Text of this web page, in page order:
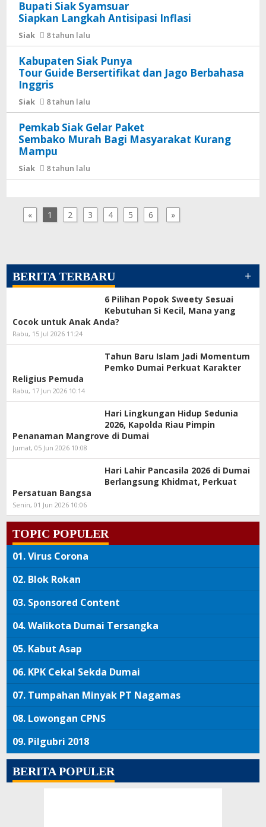
Bupati Siak Syamsuar
Siapkan Langkah Antisipasi Inflasi
Siak 8 tahun lalu
Kabupaten Siak Punya
Tour Guide Bersertifikat dan Jago Berbahasa
Inggris
Siak 8 tahun lalu
Pemkab Siak Gelar Paket
Sembako Murah Bagi Masyarakat Kurang
Mampu
Siak 8 tahun lalu
« 1 2 3 4 5 6 »
+
BERITA TERBARU
6 Pilihan Popok Sweety Sesuai
Kebutuhan Si Kecil, Mana yang
Cocok untuk Anak Anda?
Rabu, 15 Jul 2026 11:24
Tahun Baru Islam Jadi Momentum
Pemko Dumai Perkuat Karakter
Religius Pemuda
Rabu, 17 Jun 2026 10:14
Hari Lingkungan Hidup Sedunia
2026, Kapolda Riau Pimpin
Penanaman Mangrove di Dumai
Jumat, 05 Jun 2026 10:08
Hari Lahir Pancasila 2026 di Dumai
Berlangsung Khidmat, Perkuat
Persatuan Bangsa
Senin, 01 Jun 2026 10:06
TOPIC POPULER
01.Virus Corona
02. Blok Rokan
03. Sponsored Content
04.Walikota Dumai Tersangka
05. Kabut Asap
06. KPK Cekal Sekda Dumai
07. Tumpahan Minyak PT Nagamas
08. Lowongan CPNS
09. Pilgubri 2018
BERITA POPULER